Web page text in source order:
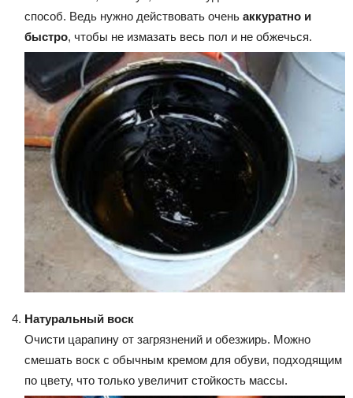
способ. Ведь нужно действовать очень аккуратно и
быстро, чтобы не измазать весь пол и не обжечься.
Натуральный воск
Очисти царапину от загрязнений и обезжирь. Можно
смешать воск с обычным кремом для обуви, подходящим
по цвету, что только увеличит стойкость массы.